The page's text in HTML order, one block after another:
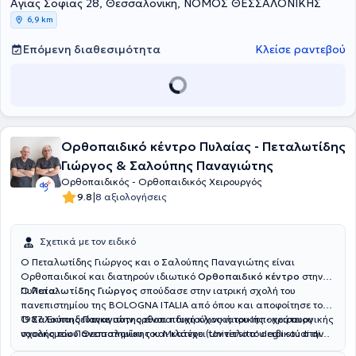
υπηρεσιών, εξατομικευμένες για τις ανάγκες εκάστοτε ασθενούς με
σεβασμό πάντα στο ίδιο τον ασθενή.
Αγίας Σοφίας 28, Θεσσαλονίκη, ΝΟΜΟΣ ΘΕΣΣΑΛΟΝΙΚΗΣ
6,9 km
Επόμενη διαθεσιμότητα Κλείσε ραντεβού
Ορθοπαιδικό κέντρο Πυλαίας - Πεταλωτίδης
Γιώργος & Σαλούπης Παναγιώτης
Ορθοπαιδικός - Ορθοπαιδικός Χειρουργός
9.8|8 αξιολογήσεις
Σχετικά με τον ειδικό
Ο Πεταλωτίδης Γιώργος και ο Σαλούπης Παναγιώτης είναι
Ορθοπαιδικοί και διατηρούν ιδιωτικό Ορθοπαιδικό κέντρο στην
Πυλαία.
ΟΠεταλωτίδης Γιώργος σπούδασε στην ιατρική σχολή του
πανεπιστημίου της BOLOGNA ITALIA από όπου και αποφοίτησε το
1987. Εκπαιδεύτηκε στην ορθοπαιδική κλινική του Ιπποκράτειου
νοσοκομείου Θεσσαλονίκης και κατέχει τον τίτλο του ειδικού στην
ΟΣαλούπης Παναγιώτηςείναι πτυχιούχος ιατρικής - χειρουργικής
σχολής του Πανεπιστημίου του Μιλάνου (Universita' degli studi di